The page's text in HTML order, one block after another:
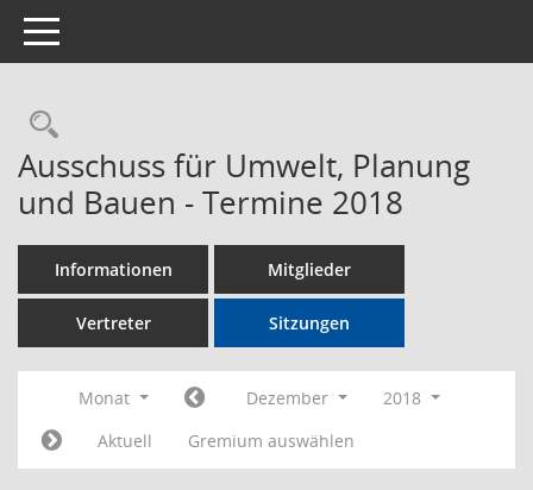
Toggle navigation
Rechercheauswahl
Ausschuss für Umwelt, Planung
und Bauen - Termine 2018
Informationen Mitglieder
Vertreter Sitzungen
Monat Dezember
2018
Aktuell
Gremium auswählen